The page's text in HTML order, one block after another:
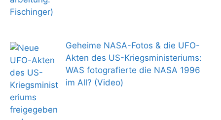
Geheime NASA-Fotos & die UFO-
Akten des US-Kriegsministeriums:
WAS fotografierte die NASA 1996
im All? (Video)